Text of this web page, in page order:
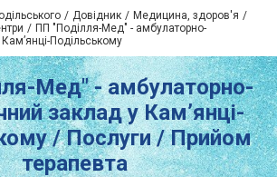
Довідник
Медицина, здоров'я
ПП "Поділля-Мед" - амбулаторно-
Подільському
Мед" - амбулаторно-
заклад у Кам’янці-
/ Послуги / Прийом
терапевта